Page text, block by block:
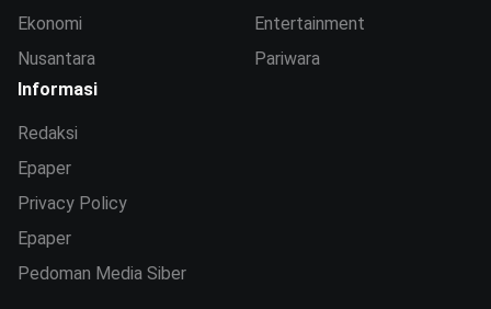
Ekonomi
Nusantara
Entertainment
Pariwara
Informasi
Redaksi
Epaper
Privacy Policy
Epaper
Pedoman Media Siber